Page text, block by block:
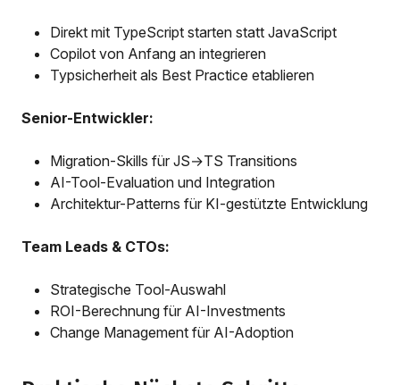
Direkt mit TypeScript starten statt JavaScript
Copilot von Anfang an integrieren
Typsicherheit als Best Practice etablieren
Senior-Entwickler:
Migration-Skills für JS→TS Transitions
AI-Tool-Evaluation und Integration
Architektur-Patterns für KI-gestützte Entwicklung
Team Leads & CTOs:
Strategische Tool-Auswahl
ROI-Berechnung für AI-Investments
Change Management für AI-Adoption